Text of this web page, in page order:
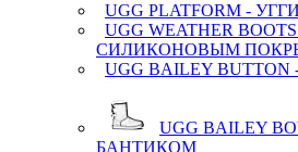
UGG PLATFORM -
UGG WEATHER
СИЛИКОНОВЫМ
UGG BAILEY
UGG BAILEY
БАНТИКОМ